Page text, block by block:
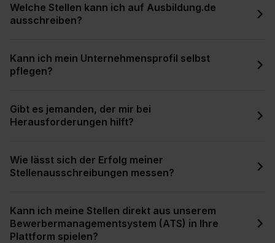
Welche Stellen kann ich auf Ausbildung.de
ausschreiben?
Kann ich mein Unternehmensprofil selbst
pflegen?
Gibt es jemanden, der mir bei
Herausforderungen hilft?
Wie lässt sich der Erfolg meiner
Stellenausschreibungen messen?
Kann ich meine Stellen direkt aus unserem
Bewerbermanagementsystem (ATS) in Ihre
Plattform spielen?